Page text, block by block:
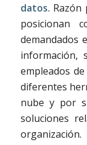
datos. Razón
posicionan
demandados
información,
empleados
diferentes
nube y por
soluciones
organización.